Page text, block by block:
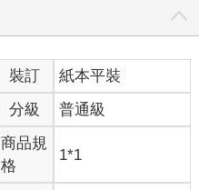
裝訂
紙本平裝
分級 普通級
商品規
格
1*1